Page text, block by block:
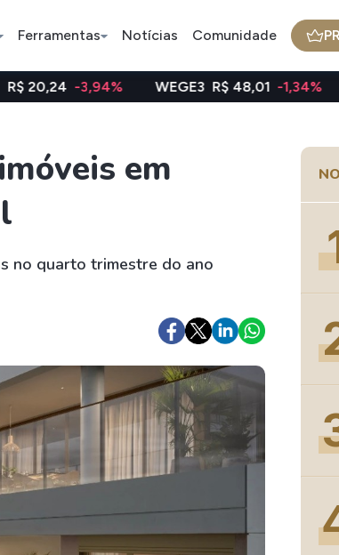
Ferramentas Notícias Comunidade
Amazon
Google
Meta
Coca-Cola
Ver todos
Criptomoedas
Bitcoin
Ethereum
Binance Coin - BNB
Dogecoin
Solana
Cardano
WEGE3 R$ 48,01 -1,34% KLBN11 R$
em
no quarto trimestre do ano